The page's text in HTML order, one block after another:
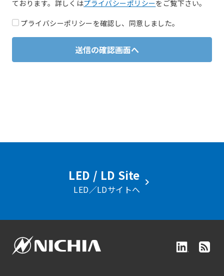
ております。詳しくはプライバシーポリシーをご覧下さい。
プライバシーポリシーを確認し、同意しました。
LED / LD Site
LED／LDサイトへ